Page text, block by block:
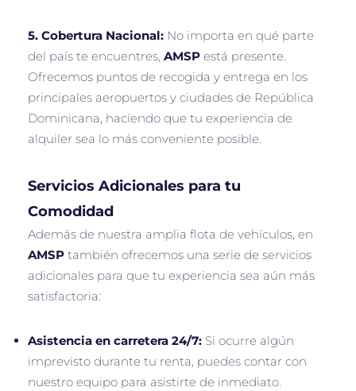
5. Cobertura Nacional: No importa en qué parte
del país te encuentres, AMSP está presente.
Ofrecemos puntos de recogida y entrega en los
principales aeropuertos y ciudades de República
Dominicana, haciendo que tu experiencia de
alquiler sea lo más conveniente posible.
Servicios Adicionales para tu
Comodidad
Además de nuestra amplia flota de vehículos, en
AMSP también ofrecemos una serie de servicios
adicionales para que tu experiencia sea aún más
satisfactoria:
Asistencia en carretera 24/7: Si ocurre algún
imprevisto durante tu renta, puedes contar con
nuestro equipo para asistirte de inmediato.